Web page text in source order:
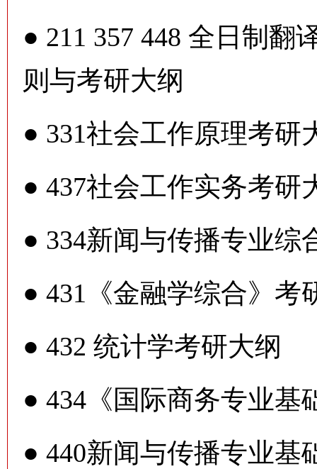
● 211 357 448 全日制
则与考研大纲
● 331社会工作原理考研
●437社会工作实务考研
● 334新闻与传播专业综
●431《金融学综合》考
●432 统计学考研大纲
●434《国际商务专业基
●440新闻与传播专业基